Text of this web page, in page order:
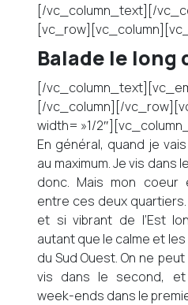
[/vc_column_text][/
Balade le long
[/
[/vc_column][/
width= »1/
En général, quand je
au maximum. Je vis dans
donc. Mais mon coeur
entre ces deux
et si vibrant de l’Est
autant que le calme et
du Sud Ouest. On ne
vis dans le second, et
week-ends dans le